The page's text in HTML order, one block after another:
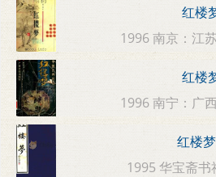
红楼
1996 南京：江
红楼
1996 南宁：广
红楼
1995 华宝斋书